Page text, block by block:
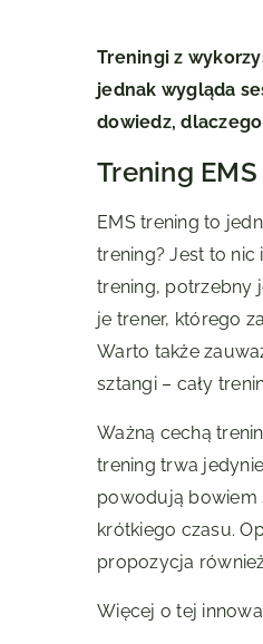
Treningi z
jednak wygląda
dowiedz,
Trening
EMS trening to
trening? Jest to
trening, potrzebny
je trener, którego
Warto także
sztangi – cały
Ważną cechą
trening trwa
powodują bowiem
krótkiego czasu.
propozycja
Więcej o tej